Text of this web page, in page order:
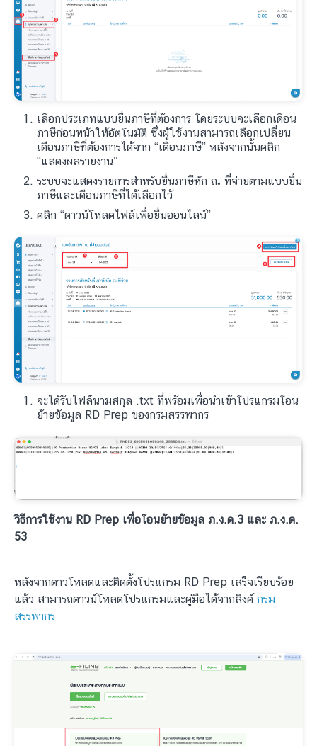
เลือกประเภทแบบยื่นภาษีที่ต้องการ โดยระบบจะเลือกเดือน
ภาษีก่อนหน้าให้อัตโนมัติ ซึ่งผู้ใช้งานสามารถเลือกเปลี่ยน
เดือนภาษีที่ต้องการได้จาก “เดือนภาษี” หลังจากนั้นคลิก
“แสดงผลรายงาน”
ระบบจะแสดงรายการสำหรับยื่นภาษีหัก ณ ที่จ่ายตามแบบยื่น
ภาษีและเดือนภาษีที่ได้เลือกไว้
คลิก “ดาวน์โหลดไฟล์เพื่อยื่นออนไลน์”
จะได้รับไฟล์นามสกุล .txt ที่พร้อมเพื่อนำเข้าโปรแกรมโอน
ย้ายข้อมูล RD Prep ของกรมสรรพากร
วิธีการใช้งาน RD Prep เพื่อโอนย้ายข้อมูล ภ.ง.ด.3 และ ภ.ง.ด.
53
หลังจากดาวโหลดและติดตั้งโปรแกรม RD Prep เสร็จเรียบร้อย
แล้ว สามารถดาวน์โหลดโปรแกรมและคู่มือได้จากลิงค์ กรม
สรรพากร